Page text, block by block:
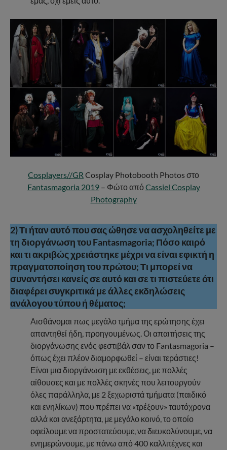
Cosplayers//GR Cosplay Photobooth Photos στο
Fantasmagoria 2019– Φώτο από Cassiel Cosplay
Photography
2) Τι ήταν αυτό που σας ώθησε να ασχοληθείτε με
τη διοργάνωση του Fantasmagoria; Πόσο καιρό
και τι ακριβώς χρειάστηκε μέχρι να είναι εφικτή η
πραγματοποίηση του πρώτου; Τι μπορεί να
συναντήσει κανείς σε αυτό και σε τι πιστεύετε ότι
διαφέρει συγκριτικά με άλλες εκδηλώσεις
ανάλογου τύπου ή θέματος;
Αισθάνομαι πως μεγάλο τμήμα της ερώτησης έχει
απαντηθεί ήδη, προηγουμένως. Οι απαιτήσεις της
διοργάνωσης ενός φεστιβάλ σαν το Fantasmagoria –
όπως έχει πλέον διαμορφωθεί – είναι τεράστιες!
Είναι μια διοργάνωση με εκθέσεις, με πολλές
αίθουσες και με πολλές σκηνές που λειτουργούν
όλες παράλληλα, με 2 ξεχωριστά τμήματα (παιδικό
και ενηλίκων) που πρέπει να «τρέξουν» ταυτόχρονα
αλλά και ανεξάρτητα, με μεγάλο κοινό, το οποίο
οφείλουμε να προστατεύουμε, να διευκολύνουμε, να
ενημερώνουμε, με πάνω από 400 καλλιτέχνες και